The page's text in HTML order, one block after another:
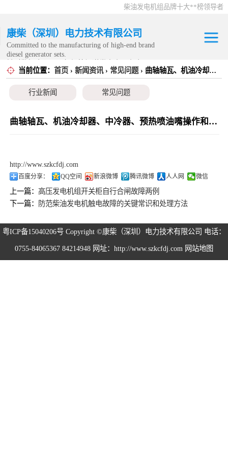
柴油发电机组品牌十大**榜领导者
康柴（深圳）电力技术有限公司
Committed to the manufacturing of high-end brand
diesel generator sets.
务范围内。
当前位置： 首页 › 新闻资讯› 常见问题 › 曲轴轴瓦、机油冷却器、中冷器、预热喷油嘴操作和保养
行业新闻 常见问题
曲轴轴瓦、机油冷却器、中冷器、预热喷油嘴操作和保养
http://www.szkcfdj.com
百度分享： QQ空间 新浪微博 腾讯微博 人人网 微信
上一篇：高压发电机组开关柜自行合闸故障两例
下一篇：
防范柴油发电机触电故障的关键常识和处理方法
粤ICP备15040206号 Copyright ©康柴（深圳）电力技术有限公司 电话：
0755-84065367 84214948 网址：http://www.szkcfdj.com 网站地图
康明斯发电机组
静音发电机组
移动发电机组
发电机租赁
CPG原厂整机